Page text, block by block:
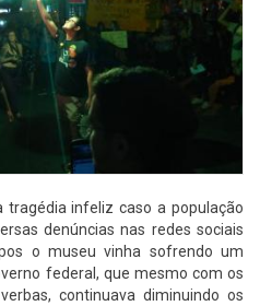
tragédia infeliz caso a população
denúncias nas redes sociais
o museu vinha sofrendo um
federal, que mesmo com os
continuava diminuindo os